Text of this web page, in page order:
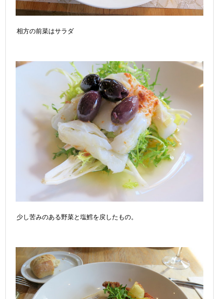
相方の前菜はサラダ
少し苦みのある野菜と塩鱈を戻したもの。